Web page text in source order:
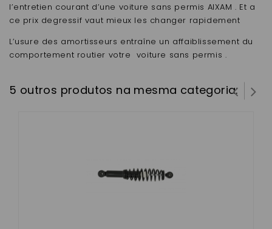
l’entretien courant d’une voiture sans permis AIXAM . Et a
ce prix degressif vaut mieux les changer rapidement
L’usure des amortisseurs entraîne un affaiblissement du
comportement routier votre voiture sans permis .
5 outros produtos na mesma categoria: